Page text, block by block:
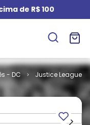
de R$ 100
- DC
Justice League